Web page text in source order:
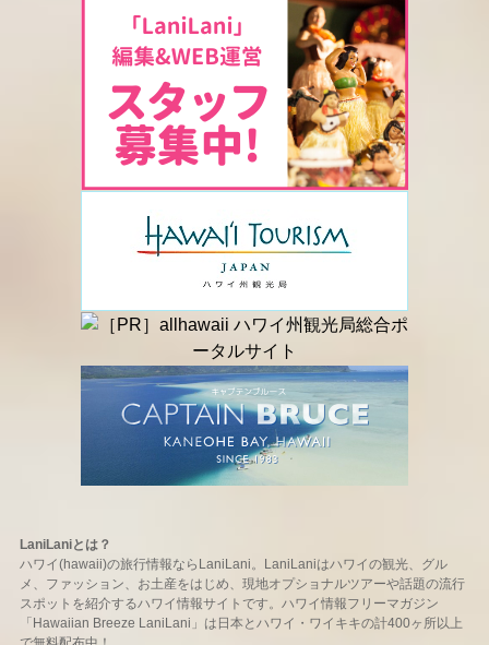
LaniLaniとは？
ハワイ(hawaii)の旅行情報ならLaniLani。LaniLaniはハワイの観光、グル
メ、ファッション、お土産をはじめ、現地オプショナルツアーや話題の流行
スポットを紹介するハワイ情報サイトです。ハワイ情報フリーマガジン
「Hawaiian Breeze LaniLani」は日本とハワイ・ワイキキの計400ヶ所以上